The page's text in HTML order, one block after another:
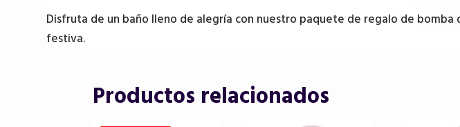
Disfruta de un baño lleno de alegría con nuestro paquete de regalo de
festiva.
Productos relacionados